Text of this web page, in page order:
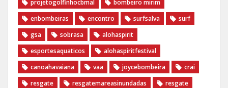
projetogolfinhocbmal
bombeiro mirim
enbombeiras
encontro surfsalva
surf
gsa
sobrasa
alohaspirit
esportesaquaticos
alohaspiritfestival
canoahavaiana
vaa joycebombeira
crai
resgate
resgatemareasinundadas
resgate